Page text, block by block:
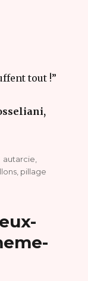
tout !”
Étiquettes
autarcie
pillage